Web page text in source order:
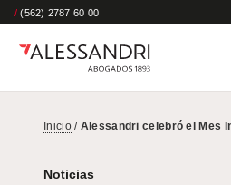
/ (562) 2787 60 00
Inicio/ Alessandri celebró el Mes
Noticias